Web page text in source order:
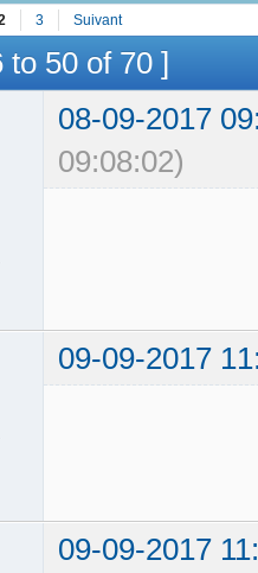
3 Suivant
to 50 of 70 ]
08-09-2017
09:08:02)
09-09-2017
09-09-2017